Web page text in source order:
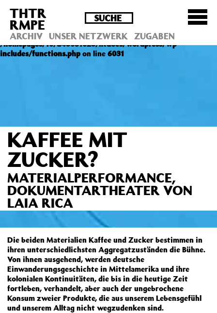
Deprecated : Die Funktion post_permalink ist seit
Version 4.4.0 veraltet! Verwende stattdessen
get_permalink(). in
/homepages/10/d43051023/htdocs/wordpress/wp-
includes/functions.phpon line 6031
THTR
RMPE
ARCHIV UNSER NETZWERK ZUGABEN
KAFFEE MIT
ZUCKER?
MATERIALPERFORMANCE,
DOKUMENTARTHEATER VON
LAIA RICA
Die beiden Materialien Kaffee und Zucker bestimmen in
ihren unterschiedlichsten Aggregatzuständen die Bühne.
Von ihnen ausgehend, werden deutsche
Einwanderungsgeschichte in Mittelamerika und ihre
kolonialen Kontinuitäten, die bis in die heutige Zeit
fortleben, verhandelt, aber auch der ungebrochene
Konsum zweier Produkte, die aus unserem Lebensgefühl
und unserem Alltag nicht wegzudenken sind.